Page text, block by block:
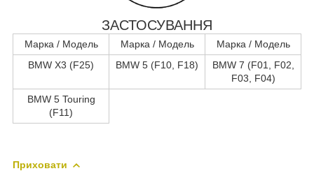
ЗАСТОСУВАННЯ
Марка / Модель Марка / Модель
Марка / Модель
BMW X3 (F25)
BMW 5 (F10, F18)
BMW 7 (F01, F02,
F03, F04)
BMW 5 Touring
(F11)
Приховати